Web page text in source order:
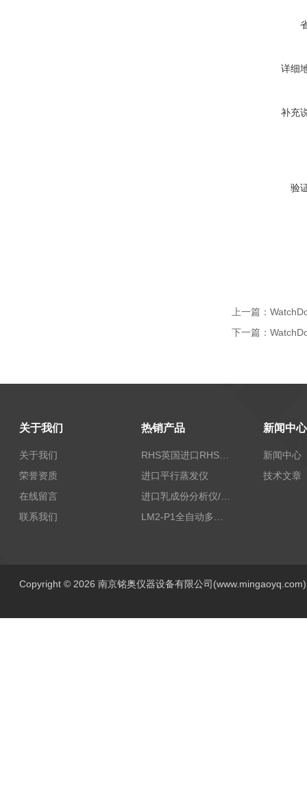
详细
补充
验
上一篇：
下一篇：
关于我们
关于我们
荣誉资质
在线留言
联系我们
热销产品
RHS英国进口RHS植物标准比色卡
进口平行蒸发仪
进口乳成份分析仪/乳品分析仪
新闻中心
新闻中心
技术文章
Copyright © 2026 南京铭奥仪器设备有限公司